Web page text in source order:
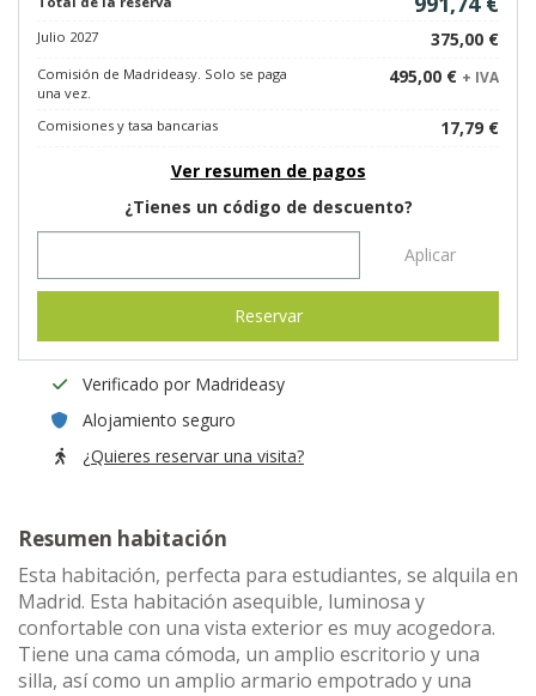
Julio 2027 375,00 €
Comisión de Madrideasy. Solo se paga
una vez.
495,00 € + IVA
Comisiones y tasa bancarias
17,79 €
Ver resumen de pagos
¿Tienes un código de descuento?
Aplicar
Reservar
Verificado por Madrideasy
Alojamiento seguro
¿Quieres reservar una visita?
Resumen habitación
Esta habitación, perfecta para estudiantes, se alquila en
Madrid. Esta habitación asequible, luminosa y
confortable con una vista exterior es muy acogedora.
Tiene una cama cómoda, un amplio escritorio y una
silla, así como un amplio armario empotrado y una